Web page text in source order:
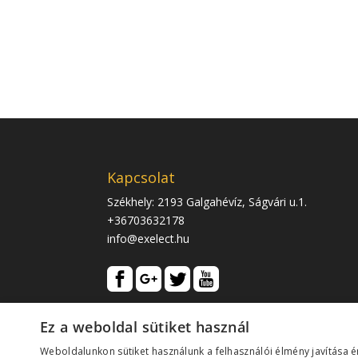
Kapcsolat
Székhely: 2193 Galgahévíz, Ságvári u.1.
+36703632178
info@exelect.hu
Ez a weboldal sütiket használ
Weboldalunkon sütiket használunk a felhasználói élmény